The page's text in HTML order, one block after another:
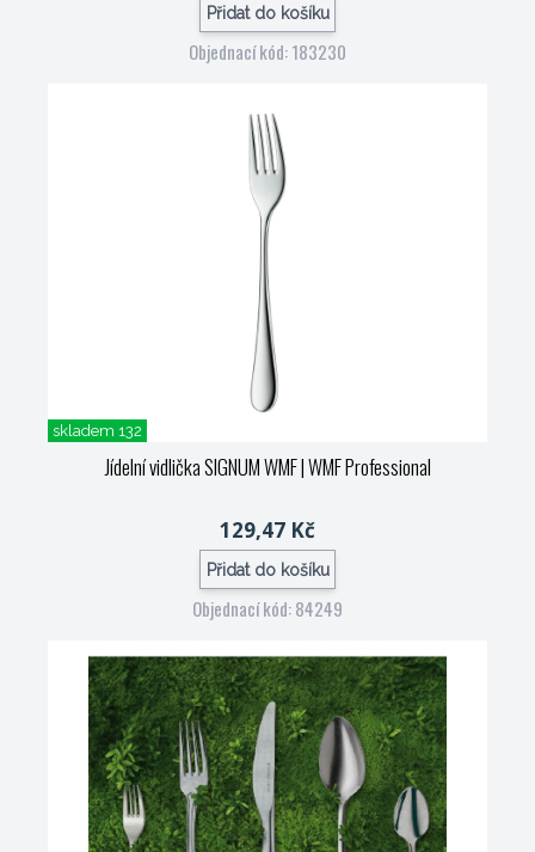
Přidat do košíku
Objednací kód: 183230
skladem 132
Jídelní vidlička SIGNUM WMF| WMF Professional
129,47 Kč
Přidat do košíku
Objednací kód: 84249